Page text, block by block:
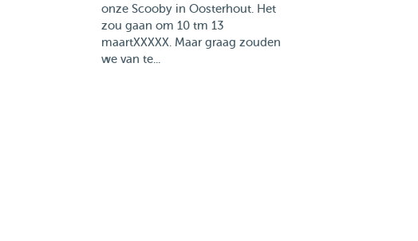
onze Scooby in Oosterhout. Het
zou gaan om 10 tm 13
maartXXXXX. Maar graag zouden
we van te...